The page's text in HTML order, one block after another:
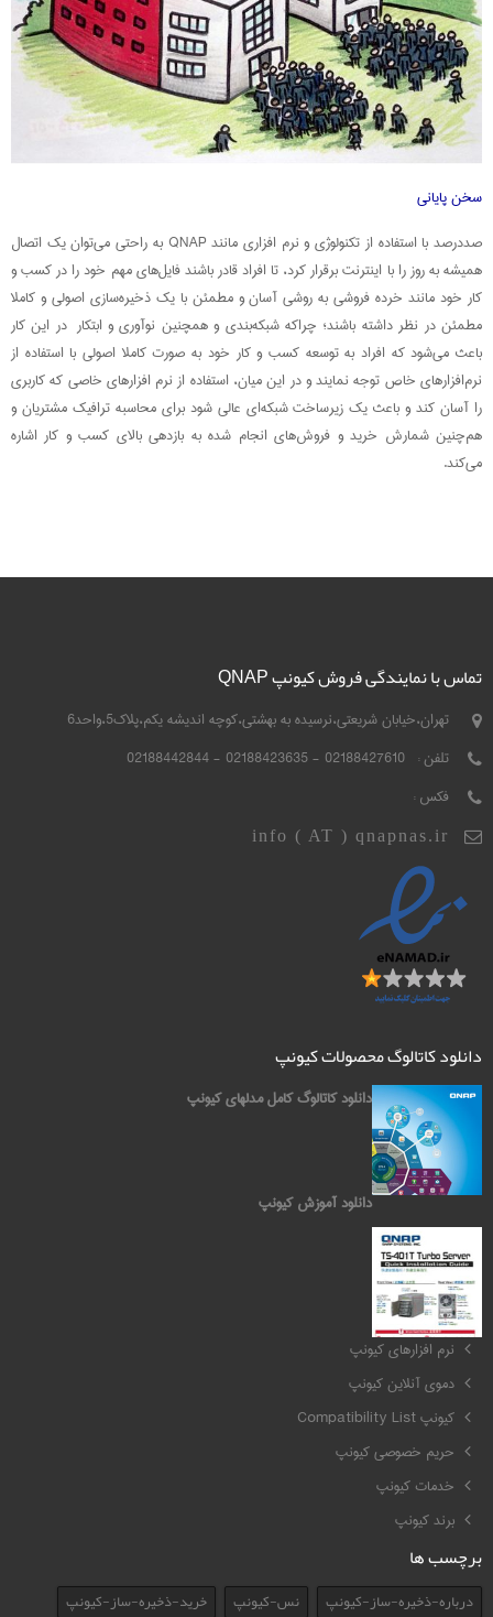
سخن پایانی
صددرصد با استفاده از تکنولوژی و نرم افزاری مانند QNAP به راحتی می‌توان یک اتصال
همیشه به روز را با اینترنت برقرار کرد، تا افراد قادر باشند فایل‌های مهم خود را در کسب و
کار خود مانند خرده فروشی به روشی آسان و مطمئن با یک ذخیره‌سازی اصولی و کاملا
مطمئن در نظر داشته باشند؛ چراکه شبکه‌بندی و همچنین نوآوری و ابتکار در این کار
باعث می‌شود که افراد به توسعه کسب و کار خود به صورت کاملا اصولی با استفاده از
نرم‌افزارهای خاص توجه نمایند و در این میان، استفاده از نرم افزارهای خاصی که کاربری
را آسان کند و باعث یک زیرساخت شبکه‌ای عالی شود برای محاسبه ترافیک مشتریان و
هم‌چنین شمارش خرید و فروش‌های انجام شده به بازدهی بالای کسب و کار اشاره
می‌کند.
تماس با نمایندگی فروش کیونپ QNAP
تهران،خیابان شریعتی،نرسیده به بهشتی،کوچه اندیشه یکم،پلاک5،واحد6
تلفن : 02188427610 - 02188423635 - 02188442844
فکس :
info ( AT ) qnapnas.ir
دانلود کاتالوگ محصولات کیونپ
دانلود کاتالوگ کامل مدلهای کیونپ
دانلود آموزش کیونپ
کیونپ QNAP
نرم افزارهای کیونپ
دموی آنلاین کیونپ
کیونپ Compatibility List
حریم خصوصی کیونپ
خدمات کیونپ
برند کیونپ
برچسب ها
درباره-ذخیره-ساز-کیونپ نس-کیونپ خرید-ذخیره-ساز-کیونپ